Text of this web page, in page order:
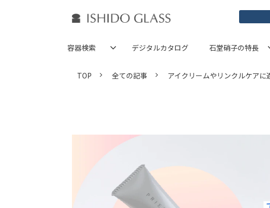
容器検索 デジタルカタログ 石堂硝子の特長
TOP 全ての記事 アイクリームやリンクルケアに